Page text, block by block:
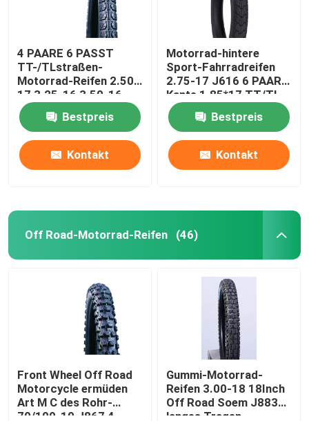
4 PAARE 6 PASST
TT-/TLstraßen-
Motorrad-Reifen 2.50-
17 3.25-16 3.50-16
J607 zusammen
Bestpreis
Kontakt
Motorrad-hintere
Sport-Fahrradreifen
2.75-17 J616 6 PAARE
Kante 1.85*17 TT/TL
47P
Bestpreis
Kontakt
Off Road-Motorrad-Reifen (46)
Front Wheel Off Road
Motorcycle ermüden
Art M C des Rohr-
70/100-19 J867 4
Gummi-Motorrad-
Reifen 3.00-18 18Inch
Off Road Soem J883
langes Tragen